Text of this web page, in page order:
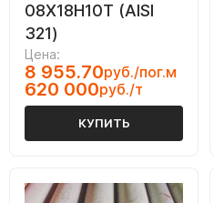
08Х18Н10Т (AISI
321)
Цена:
8 955.70руб./пог.м
620 000руб./т
КУПИТЬ